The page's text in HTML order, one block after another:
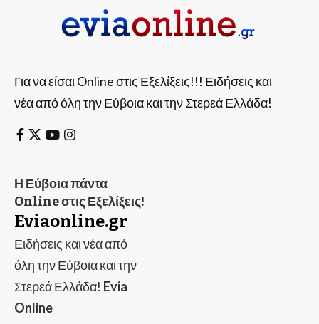
Για να είσαι Online στις Εξελίξεις!!! Ειδήσεις και
νέα από όλη την Εύβοια και την Στερεά Ελλάδα!
Η Εύβοια πάντα
Online στις Εξελίξεις!
Eviaonline.gr
Ειδήσεις και νέα από
όλη την Εύβοια και την
Στερεά Ελλάδα! Evia
Online